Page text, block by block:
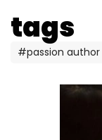
tags
#passion author